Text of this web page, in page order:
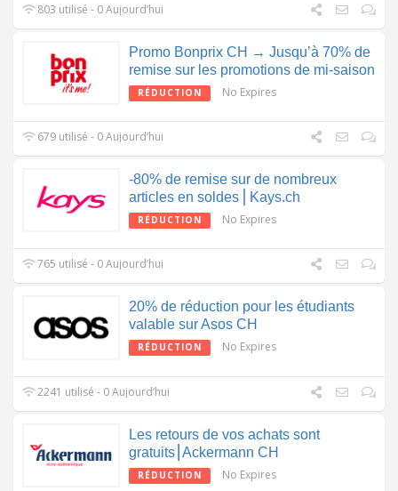
803 utilisé - 0 Aujourd’hui
Promo Bonprix CH → Jusqu’à 70% de
remise sur les promotions de mi-saison
RÉDUCTION No Expires
679 utilisé - 0 Aujourd’hui
-80% de remise sur de nombreux
articles en soldes⎪Kays.ch
RÉDUCTION No Expires
765 utilisé - 0 Aujourd’hui
20% de réduction pour les étudiants
valable sur Asos CH
RÉDUCTION No Expires
2241 utilisé - 0 Aujourd’hui
Les retours de vos achats sont
gratuits⎮Ackermann CH
RÉDUCTION No Expires